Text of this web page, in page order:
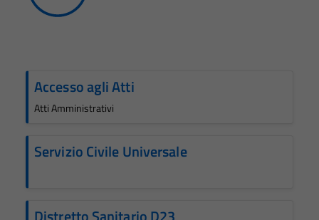
Accesso agli Atti
Atti Amministrativi
Servizio Civile Universale